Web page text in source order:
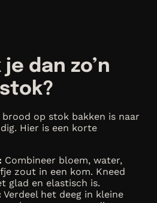
dan zo’n
op stok bakken is naar
Hier is een korte
Combineer bloem, water,
zout in een kom. Kneed
glad en elastisch is.
Verdeel het deeg in kleine